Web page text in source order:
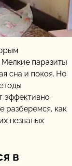
паразиты
сна и покоя. Но
эффективно
разберемся, как
незваных
в